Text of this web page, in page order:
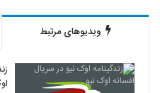
ویدیوهای مرتبط